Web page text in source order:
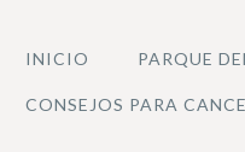
INICIO PARQUE
CONSEJOS PARA